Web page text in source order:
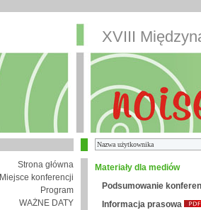
XVIII
Strona główna
Miejsce konferencji
Program
WAŻNE DATY
Materiały dla mediów
Podsumowanie
Informacja prasowa